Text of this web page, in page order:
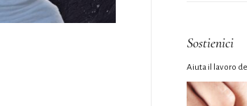
Sostienici
Aiuta il lavoro